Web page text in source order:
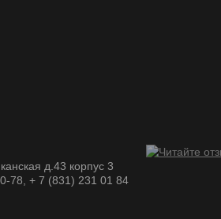
д.43 корпус 3
78, + 7 (831) 231 01 84